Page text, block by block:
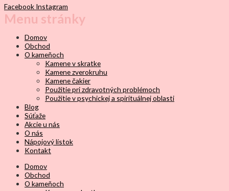
Facebook Instagram
Menu stránky
Domov
Obchod
O kameňoch
Kamene v skratke
Kamene zverokruhu
Kamene čakier
Použitie pri zdravotných problémoch
Použitie v psychickej a spirituálnej oblasti
Blog
Súťaže
Akcie u nás
O nás
Nápojový lístok
Kontakt
Domov
Obchod
O kameňoch